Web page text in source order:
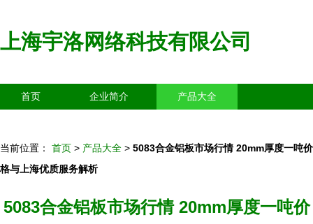
上海宇洛网络科技有限公司
首页 企业简介 产品大全
当前位置： 首页 > 产品大全 > 5083合金铝板市场行情 20mm厚度一吨价
格与上海优质服务解析
5083合金铝板市场行情 20mm厚度一吨价